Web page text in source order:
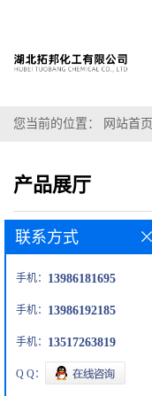
您当前的位置： 网站首页
产品展厅
联系方式
手机： 13986181695
手机： 13986192185
手机： 13517263819
Q Q：